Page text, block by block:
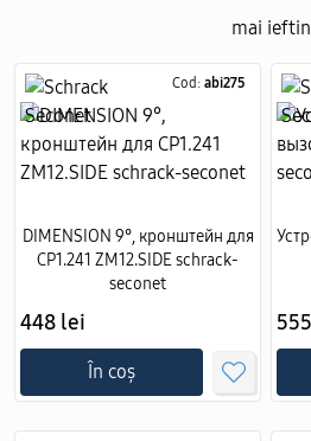
mai ieftin
Cod: abi275
DIMENSION 9°, кронштейн для
CP1.241 ZM12.SIDE schrack-
seconet
448 lei
În coș